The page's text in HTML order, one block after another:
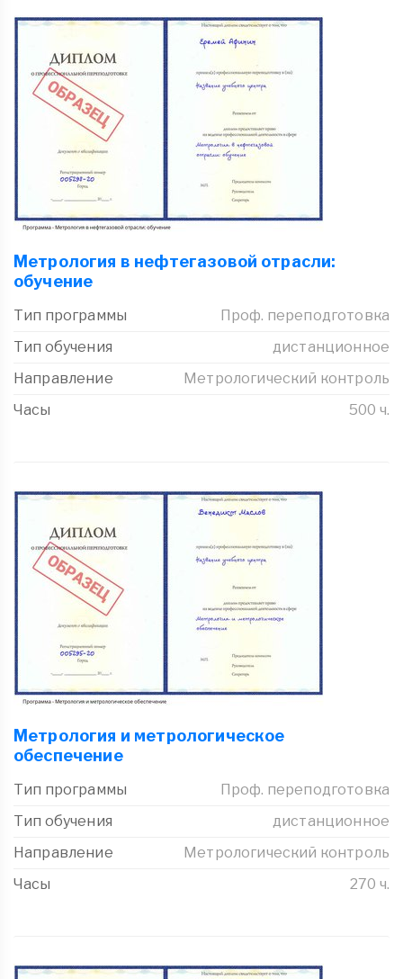
Метрология в нефтегазовой отрасли:
обучение
Тип программы
Проф. переподготовка
Тип обучения
дистанционное
Направление
Метрологический контроль
Часы
500 ч.
Метрология и метрологическое
обеспечение
Тип программы
Проф. переподготовка
Тип обучения
дистанционное
Направление
Метрологический контроль
Часы
270 ч.